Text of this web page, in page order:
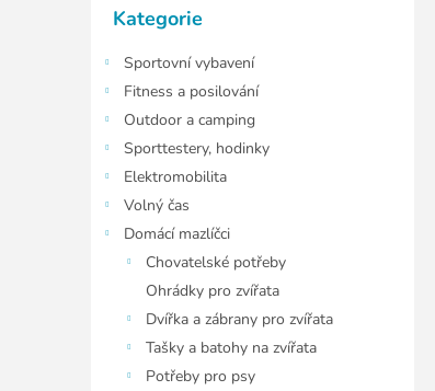
kategorie
Kategorie
Sportovní vybavení
Fitness a posilování
Outdoor a camping
Sporttestery, hodinky
Elektromobilita
Volný čas
Domácí mazlíčci
Chovatelské potřeby
Ohrádky pro zvířata
Dvířka a zábrany pro zvířata
Tašky a batohy na zvířata
Potřeby pro psy